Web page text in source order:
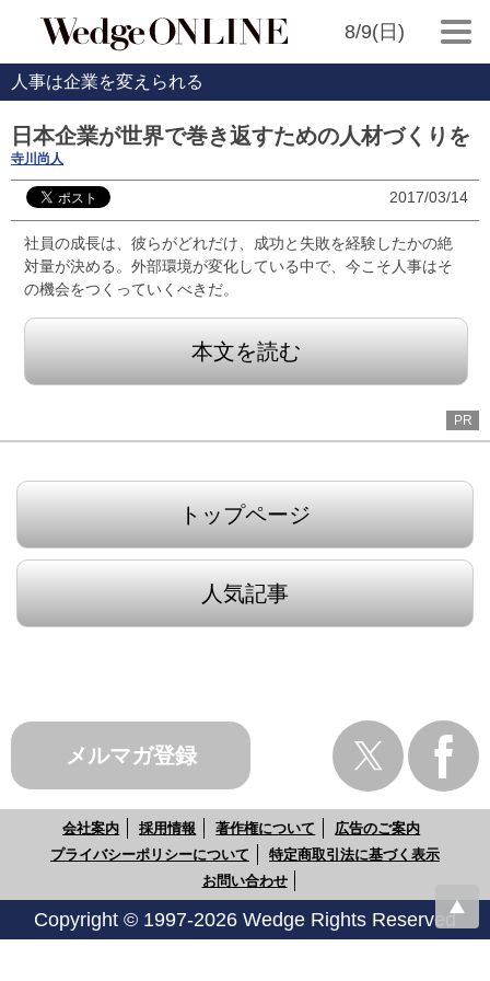
8/9(日)
人事は企業を変えられる
日本企業が世界で巻き返すための人材づくりを
寺川尚人
2017/03/14
社員の成長は、彼らがどれだけ、成功と失敗を経験したかの絶
対量が決める。外部環境が変化している中で、今こそ人事はそ
の機会をつくっていくべきだ。
本文を読む
PR
トップページ
人気記事
メルマガ登録
会社案内 採用情報 著作権について
広告のご案内
プライバシーポリシーについて
特定商取引法に基づく表示
お問い合わせ
Copyright © 1997-2026 Wedge Rights Reserved